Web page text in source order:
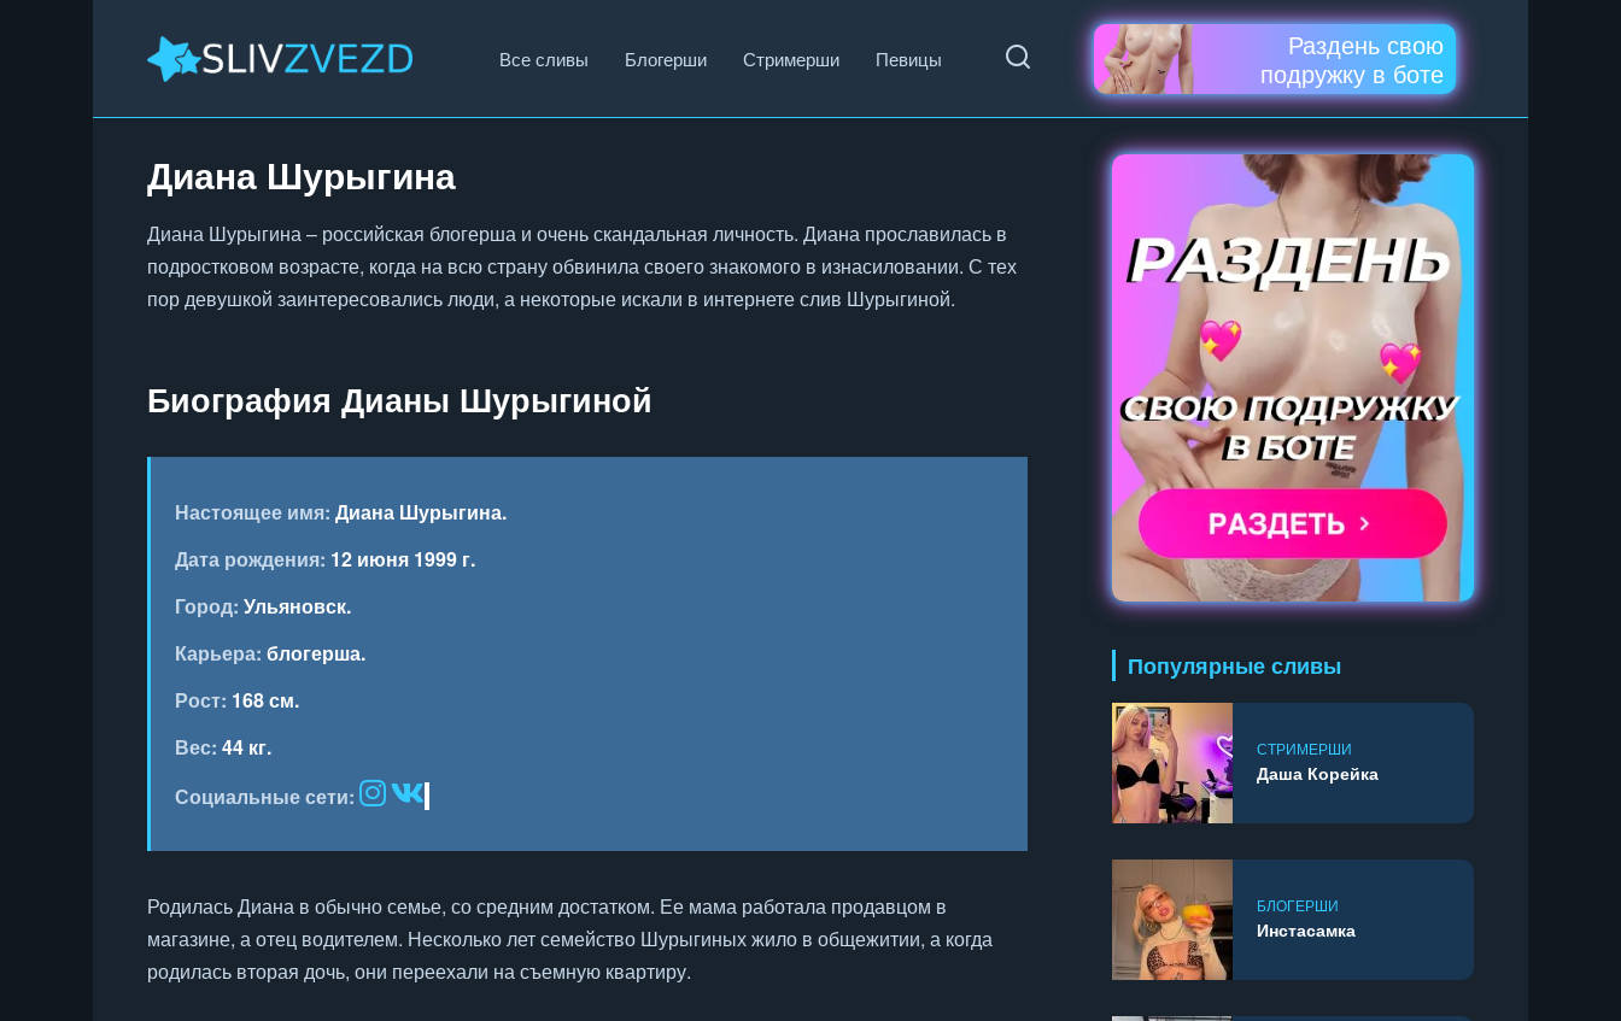
Все сливы Блогерши Стримерши Певицы
Раздень свою
подружку в боте
Диана Шурыгина
Диана Шурыгина – российская блогерша и очень скандальная личность. Диана прославилась в
подростковом возрасте, когда на всю страну обвинила своего знакомого в изнасиловании. С тех
пор девушкой заинтересовались люди, а некоторые искали в интернете слив Шурыгиной.
Биография Дианы Шурыгиной
Настоящее имя: Диана Шурыгина.
Дата рождения: 12 июня 1999 г.
Город: Ульяновск.
Карьера: блогерша.
Рост: 168 см.
Вес: 44 кг.
Социальные сети:
Родилась Диана в обычно семье, со средним достатком. Ее мама работала продавцом в
магазине, а отец водителем. Несколько лет семейство Шурыгиных жило в общежитии, а когда
родилась вторая дочь, они переехали на съемную квартиру.
Популярные сливы
СТРИМЕРШИ
Даша Корейка
БЛОГЕРШИ
Инстасамка